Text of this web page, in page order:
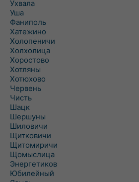
Ухвала
Уша
Фаниполь
Хатежино
Холопеничи
Холхолица
Хоростово
Хотляны
Хотюхово
Червень
Чисть
Шацк
Шершуны
Шиловичи
Щитковичи
Щитомиричи
Щомыслица
Энергетиков
Юбилейный